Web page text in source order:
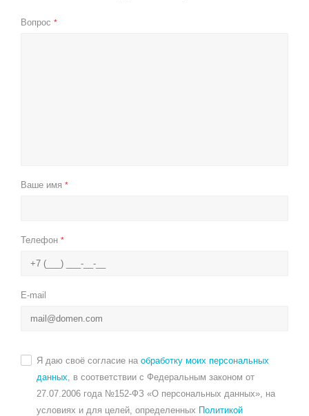
Вопрос *
Ваше имя *
Телефон *
E-mail
Я даю своё согласие на обработку моих персональных
данных, в соответствии с Федеральным законом от
27.07.2006 года №152-ФЗ «О персональных данных», на
условиях и для целей, определенных Политикой